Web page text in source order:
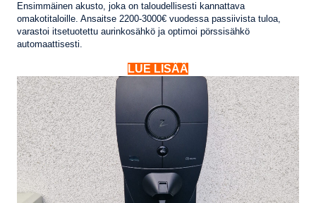
Ensimmäinen akusto, joka on taloudellisesti kannattava
omakotitaloille. Ansaitse 2200-3000€ vuodessa passiivista tuloa,
varastoi itsetuotettu aurinkosähkö ja optimoi pörssisähkö
automaattisesti.
LUE LISÄÄ